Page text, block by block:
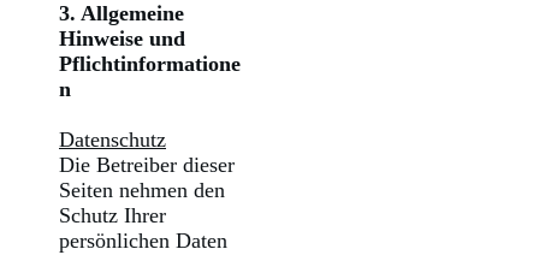
3. Allgemeine
Hinweise und
Pflichtinformatione
n
Datenschutz
Die Betreiber dieser
Seiten nehmen den
Schutz Ihrer
persönlichen Daten